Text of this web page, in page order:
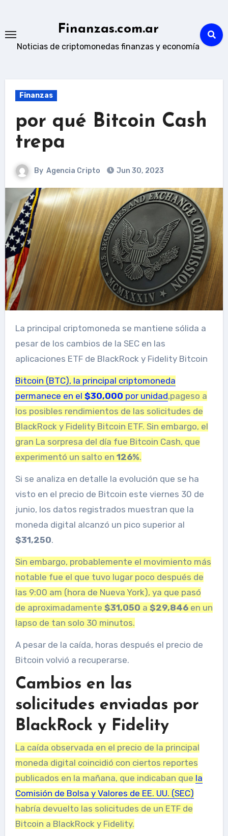
content
Finanzas.com.ar
Noticias de criptomonedas finanzas y economía
Finanzas
por qué Bitcoin Cash
trepa
By Agencia Cripto Jun 30, 2023
La principal criptomoneda se mantiene sólida a
pesar de los cambios de la SEC en las
aplicaciones ETF de BlackRock y Fidelity Bitcoin
Bitcoin (BTC), la principal criptomoneda
permanece en el $30,000 por unidad,pageso a
los posibles rendimientos de las solicitudes de
BlackRock y Fidelity Bitcoin ETF. Sin embargo, el
gran La sorpresa del día fue Bitcoin Cash, que
experimentó un salto en 126%.
Si se analiza en detalle la evolución que se ha
visto en el precio de Bitcoin este viernes 30 de
junio, los datos registrados muestran que la
moneda digital alcanzó un pico superior al
$31,250.
Sin embargo, probablemente el movimiento más
notable fue el que tuvo lugar poco después de
las 9:00 am (hora de Nueva York), ya que pasó
de aproximadamente $31,050 a $29,846en un
lapso de tan solo 30 minutos.
A pesar de la caída, horas después el precio de
Bitcoin volvió a recuperarse.
Cambios en las
solicitudes enviadas por
BlackRock y Fidelity
La caída observada en el precio de la principal
moneda digital coincidió con ciertos reportes
publicados en la mañana, que indicaban que la
Comisión de Bolsa y Valores de EE. UU. (SEC)
habría devuelto las solicitudes de un ETF de
Bitcoin a BlackRock y Fidelity.